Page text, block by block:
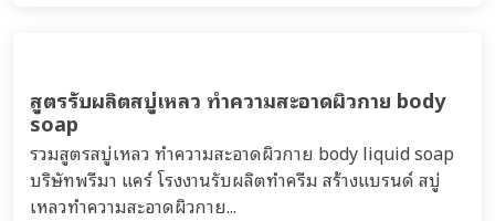
สูตรรับผลิตสบู่เหลว ทำความสะอาดผิวกาย body
soap
รวมสูตรสบู่เหลว ทำความสะอาดผิวกาย body liquid soap
บริษัทพรีมา แคร์ โรงงานรับผลิตทำครีม สร้างแบรนด์ สบู่
เหลวทำความสะอาดผิวกาย...